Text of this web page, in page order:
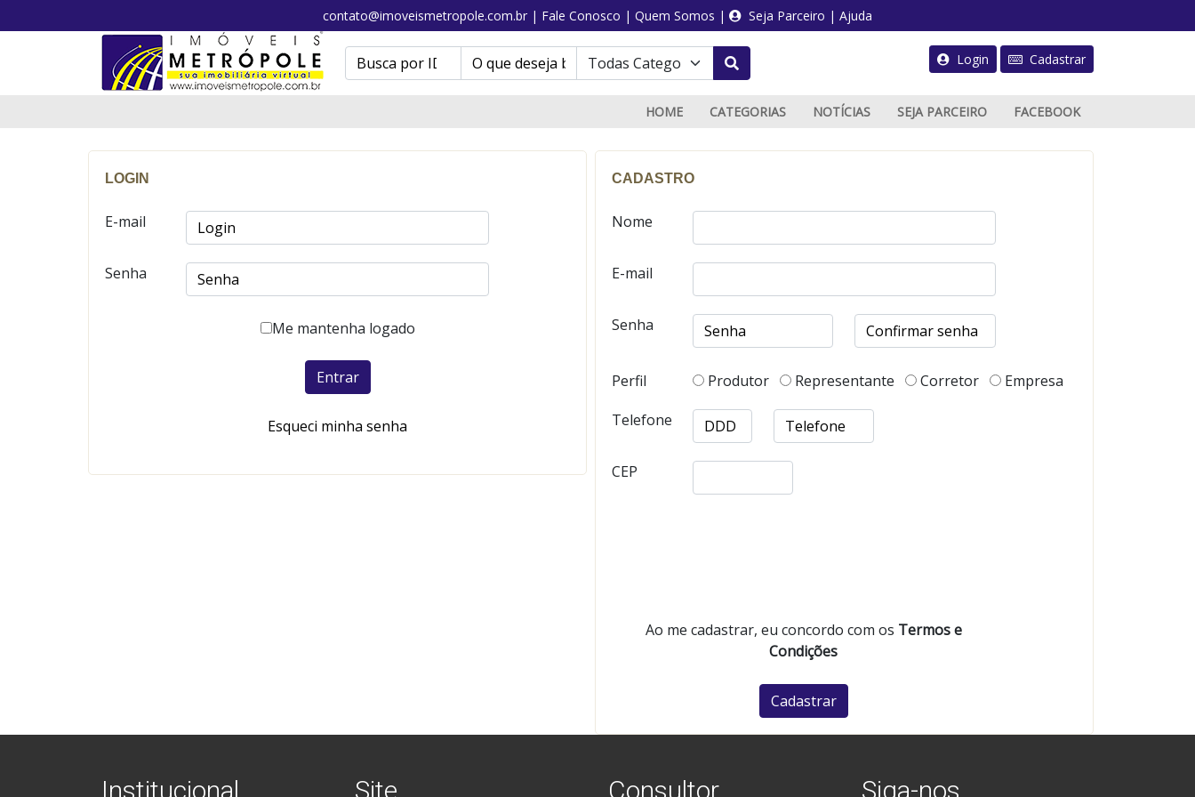
contato@imoveismetropole.com.br | Fale Conosco | Quem Somos | Seja Parceiro | Ajuda
Login Cadastrar
PUBLICAR ANÚNCIO
HOME CATEGORIAS NOTÍCIAS SEJA PARCEIRO FACEBOOK
LOGIN
E-mail
Senha
Me mantenha logado
Entrar
Esqueci minha senha
CADASTRO
Nome
E-mail
Senha
Perfil Produtor Representante Corretor
Empresa
Telefone
CEP
Ao me cadastrar, eu concordo com os Termos e
Condições
Cadastrar
Institucional Site Consultor Siga-nos